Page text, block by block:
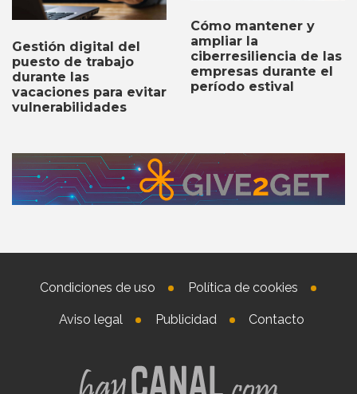
Gestión digital del
puesto de trabajo
durante las
vacaciones para evitar
vulnerabilidades
Cómo mantener y
ampliar la
ciberresiliencia de las
empresas durante el
período estival
Condiciones de uso Política de cookies
Aviso legal Publicidad Contacto